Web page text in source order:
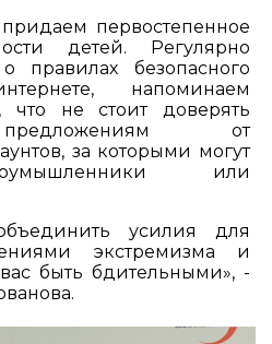
первостепенное
детей. Регулярно
правилах безопасного
напоминаем
не стоит доверять
от
за которыми могут
или
усилия для
экстремизма и
быть бдительными», -